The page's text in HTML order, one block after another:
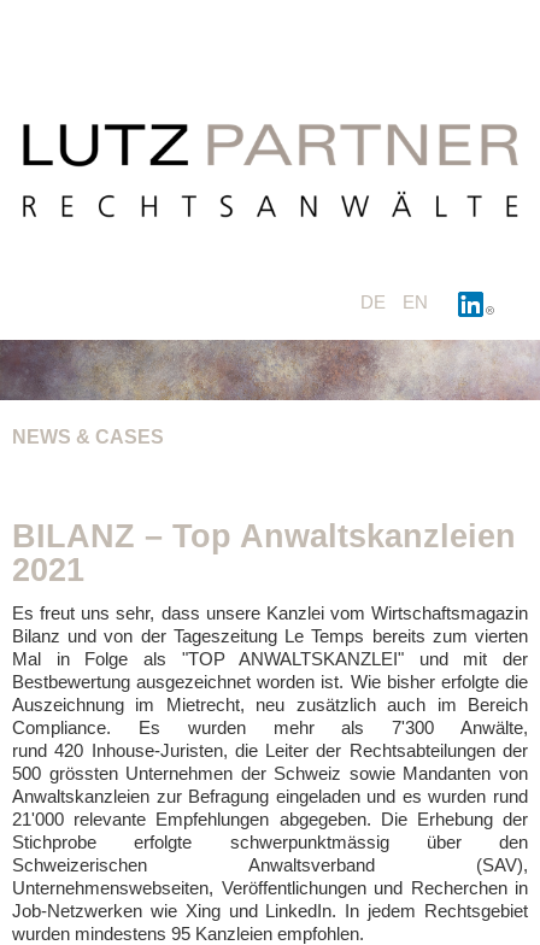
DE EN
NEWS & CASES
BILANZ – Top Anwaltskanzleien
2021
Es freut uns sehr, dass unsere Kanzlei vom Wirtschaftsmagazin
Bilanz und von der Tageszeitung Le Temps bereits zum vierten
Mal in Folge als "TOP ANWALTSKANZLEI" und mit der
Bestbewertung ausgezeichnet worden ist. Wie bisher erfolgte die
Auszeichnung im Mietrecht, neu zusätzlich auch im Bereich
Compliance. Es wurden mehr als 7'300 Anwälte,
rund 420 Inhouse-Juristen, die Leiter der Rechtsabteilungen der
500 grössten Unternehmen der Schweiz sowie Mandanten von
Anwaltskanzleien zur Befragung eingeladen und es wurden rund
21'000 relevante Empfehlungen abgegeben. Die Erhebung der
Stichprobe erfolgte schwerpunktmässig über den
Schweizerischen Anwaltsverband (SAV),
Unternehmenswebseiten, Veröffentlichungen und Recherchen in
Job-Netzwerken wie Xing und LinkedIn. In jedem Rechtsgebiet
wurden mindestens 95 Kanzleien empfohlen.